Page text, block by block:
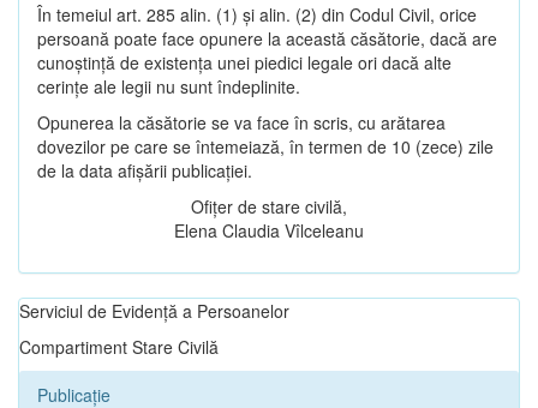
În temeiul art. 285 alin. (1) și alin. (2) din Codul Civil, orice
persoană poate face opunere la această căsătorie, dacă are
cunoștință de existența unei piedici legale ori dacă alte
cerințe ale legii nu sunt îndeplinite.
Opunerea la căsătorie se va face în scris, cu arătarea
dovezilor pe care se întemeiază, în termen de 10 (zece) zile
de la data afișării publicației.
Ofițer de stare civilă,
Elena Claudia Vîlceleanu
Serviciul de Evidență a Persoanelor
Compartiment Stare Civilă
Publicație